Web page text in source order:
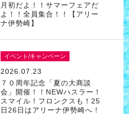
月初だよ！！サマーフェアだ
よ！！全員集合！！【アリー
ナ伊勢崎】
イベント/キャンペーン
2026.07.23
７０周年記念「夏の大商談
会」開催！！NEWハスラー！
スマイル！フロンクスも！25
日26日はアリーナ伊勢崎へ！